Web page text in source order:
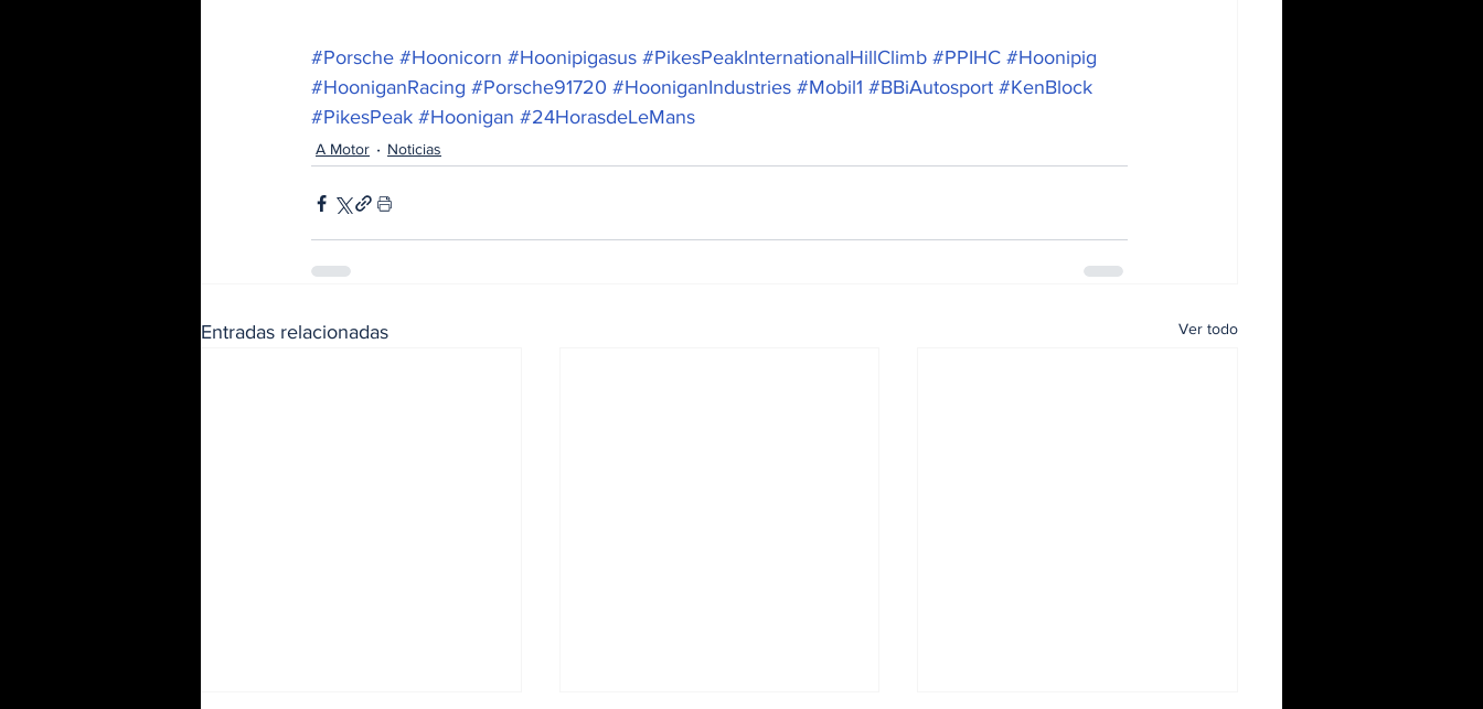
#Porsche #Hoonicorn #Hoonipigasus #PikesPeakInternationalHillClimb #PPIHC #Hoonipig
#HooniganRacing #Porsche91720 #HooniganIndustries #Mobil1 #BBiAutosport #KenBlock
#PikesPeak #Hoonigan #24HorasdeLeMans
A Motor Noticias
Entradas relacionadas Ver todo